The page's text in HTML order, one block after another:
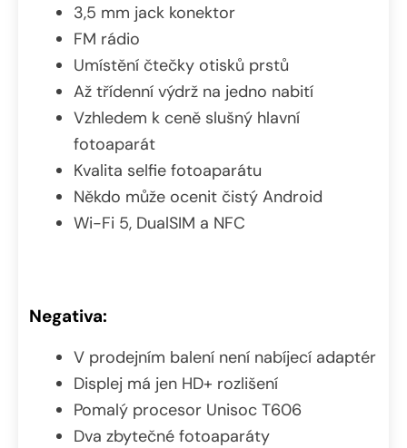
3,5 mm jack konektor
FM rádio
Umístění čtečky otisků prstů
Až třídenní výdrž na jedno nabití
Vzhledem k ceně slušný hlavní
fotoaparát
Kvalita selfie fotoaparátu
Někdo může ocenit čistý Android
Wi-Fi 5, DualSIM a NFC
Negativa:
V prodejním balení není nabíjecí adaptér
Displej má jen HD+ rozlišení
Pomalý procesor Unisoc T606
Dva zbytečné fotoaparáty